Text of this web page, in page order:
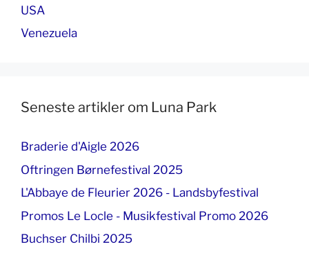
USA
Venezuela
Seneste artikler om Luna Park
Braderie d'Aigle 2026
Oftringen Børnefestival 2025
L'Abbaye de Fleurier 2026 - Landsbyfestival
Promos Le Locle - Musikfestival Promo 2026
Buchser Chilbi 2025